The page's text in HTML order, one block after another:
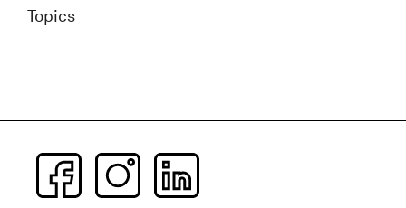
Topics